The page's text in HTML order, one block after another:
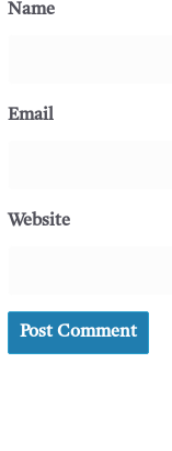
Name
Email
Website